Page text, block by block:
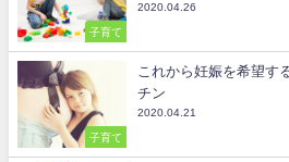
子育て
2020.04.26
子育て
これから妊娠を希望す
チン
2020.04.21